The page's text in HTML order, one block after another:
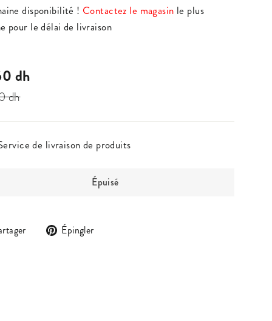
disponibilité ! Contactez le magasin le plus
pour le délai de livraison
dh
dh
de livraison de produits
Épuisé
PartagerÉpingler